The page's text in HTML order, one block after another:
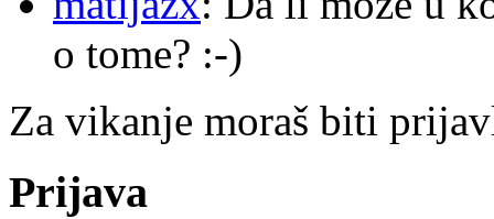
o tome? :-)
Za vikanje moraš biti
Prijava